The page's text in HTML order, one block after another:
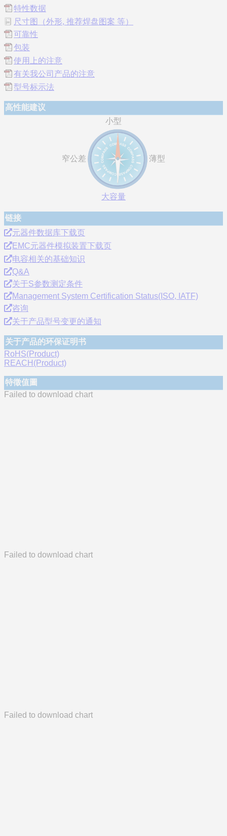
特性数据
尺寸图（外形, 推荐焊盘图案 等）
可靠性
包装
使用上的注意
有关我公司产品的注意
型号标示法
高性能建议
小型
窄公差 薄型
大容量
链接
元器件数据库下载页
EMC元器件模拟装置下载页
电容相关的基础知识
Q&A
关于S参数测定条件
Management System Certification Status(ISO, IATF)
咨询
关于产品型号变更的通知
关于产品的环保证明书
RoHS(Product)
REACH(Product)
特徵值圖
Failed to download chart
Failed to download chart
Failed to download chart